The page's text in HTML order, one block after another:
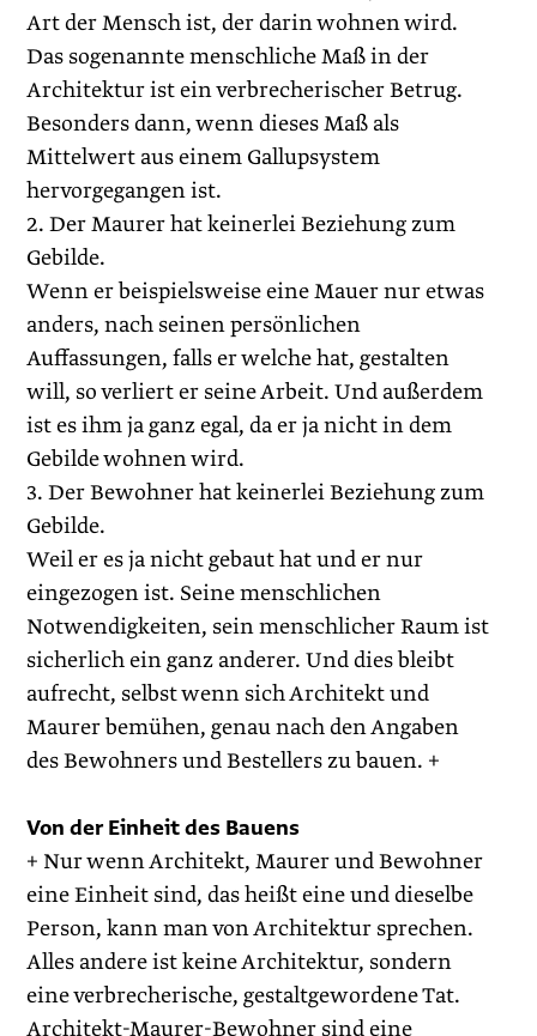
Art der Mensch ist, der darin wohnen wird.
Das sogenannte menschliche Maß in der
Architektur ist ein verbrecherischer Betrug.
Besonders dann, wenn dieses Maß als
Mittelwert aus einem Gallupsystem
hervorgegangen ist.
2. Der Maurer hat keinerlei Beziehung zum
Gebilde.
Wenn er beispielsweise eine Mauer nur etwas
anders, nach seinen persönlichen
Auffassungen, falls er welche hat, gestalten
will, so verliert er seine Arbeit. Und außerdem
ist es ihm ja ganz egal, da er ja nicht in dem
Gebilde wohnen wird.
3. Der Bewohner hat keinerlei Beziehung zum
Gebilde.
Weil er es ja nicht gebaut hat und er nur
eingezogen ist. Seine menschlichen
Notwendigkeiten, sein menschlicher Raum ist
sicherlich ein ganz anderer. Und dies bleibt
aufrecht, selbst wenn sich Architekt und
Maurer bemühen, genau nach den Angaben
des Bewohners und Bestellers zu bauen. +
Von der Einheit des Bauens
+ Nur wenn Architekt, Maurer und Bewohner
eine Einheit sind, das heißt eine und dieselbe
Person, kann man von Architektur sprechen.
Alles andere ist keine Architektur, sondern
eine verbrecherische, gestaltgewordene Tat.
Architekt-Maurer-Bewohner sind eine